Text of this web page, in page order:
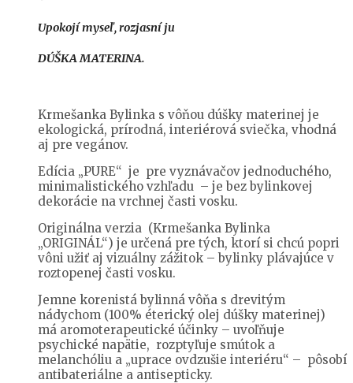
Upokojí myseľ, rozjasní ju
DÚŠKA MATERINA.
Krmešanka Bylinka s vôňou dúšky materinej je
ekologická, prírodná, interiérová sviečka, vhodná
aj pre vegánov.
Edícia „PURE“ je pre vyznávačov jednoduchého,
minimalistického vzhľadu – je bez bylinkovej
dekorácie na vrchnej časti vosku.
Originálna verzia (Krmešanka Bylinka
„ORIGINÁL“) je určená pre tých, ktorí si chcú popri
vôni užiť aj vizuálny zážitok – bylinky plávajúce v
roztopenej časti vosku.
Jemne korenistá bylinná vôňa s drevitým
nádychom (100% éterický olej dúšky materinej)
má aromoterapeutické účinky – uvoľňuje
psychické napätie, rozptyľuje smútok a
melanchóliu a „uprace ovdzušie interiéru“ – pôsobí
antibateriálne a antisepticky.